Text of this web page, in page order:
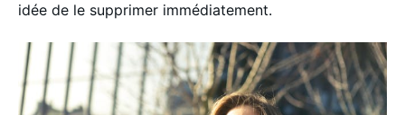
idée de le supprimer immédiatement.